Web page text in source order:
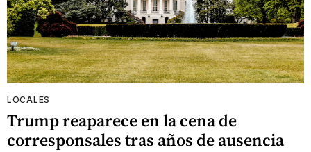
LOCALES
Trump reaparece en la cena de
corresponsales tras años de ausencia